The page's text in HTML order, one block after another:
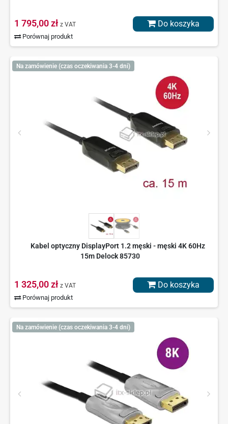
1 795,00 zł z VAT
Porównaj produkt
Do koszyka
Na zamówienie (czas oczekiwania 3-4 dni)
Kabel optyczny DisplayPort 1.2 męski - męski 4K 60Hz
15m Delock 85730
1 325,00 zł z VAT
Porównaj produkt
Do koszyka
Na zamówienie (czas oczekiwania 3-4 dni)